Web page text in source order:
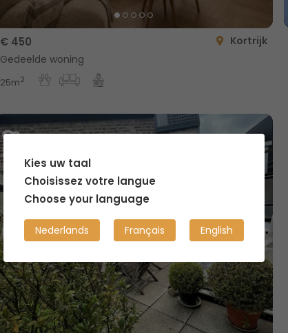
€ 450
Kortrijk
Gedeelde woning
25m2
Kies uw taal
Choisissez votre langue
Choose your language
Nederlands Français English